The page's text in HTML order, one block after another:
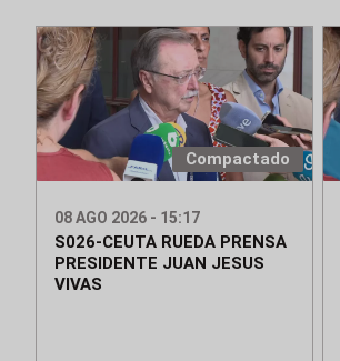
Compactado
08 AGO 2026 - 15:17
S026-CEUTA RUEDA PRENSA
PRESIDENTE JUAN JESUS
VIVAS